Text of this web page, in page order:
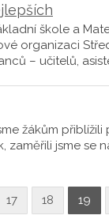
škole a
organizaci
– učitelů,
žákům
jsme se na
17 18 19